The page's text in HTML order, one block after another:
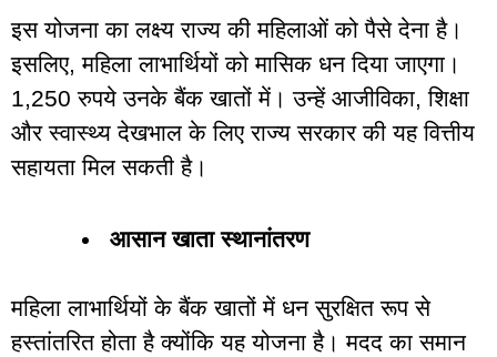
इस योजना का लक्ष्य राज्य की महिलाओं को पैसे देना है।
इसलिए,महिला लाभार्थियों को मासिक धन दिया जाएगा।
1,250रुपये उनके बैंक खातों में। उन्हें आजीविका,शिक्षा
और स्वास्थ्य देखभाल के लिए राज्य सरकार की यह वित्तीय
सहायता मिल सकती है।
आसान खाता स्थानांतरण
महिला लाभार्थियों के बैंक खातों में धन सुरक्षित रूप से
हस्तांतरित होता है क्योंकि यह योजना है। मदद का समान